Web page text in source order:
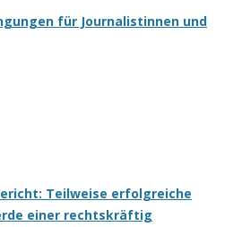
für Journalistinnen und
Teilweise erfolgreiche
einer rechtskräftig